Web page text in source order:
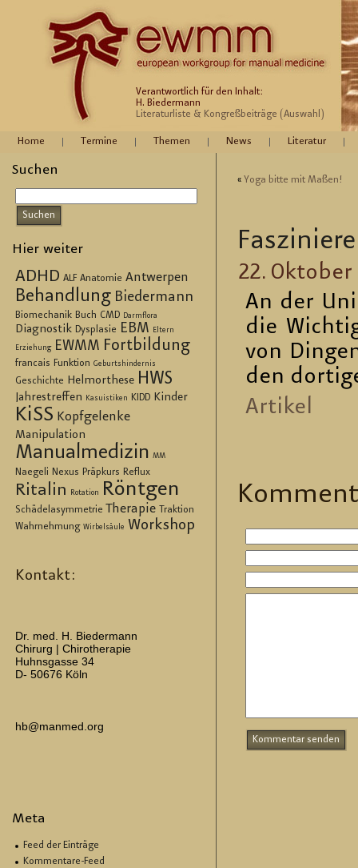
Verantwortlich für den Inhalt:
H. Biedermann
Literaturliste & Kongreßbeiträge (Auswahl)
Home Termine Themen News Literatur
Suchen
Hier weiter
ADHD ALF Anatomie Antwerpen
Behandlung Biedermann
Biomechanik Buch CMD Darmflora
Diagnostik Dysplasie EBM Eltern
Erziehung EWMM Fortbildung
francais Funktion Geburtshindernis
Geschichte Helmorthese HWS
Jahrestreffen Kasuistiken KIDD Kinder
KiSS Kopfgelenke
Manipulation
Manualmedizin MM
Naegeli Nexus Präpkurs Reflux
Ritalin Rotation Röntgen
Schädelasymmetrie Therapie Traktion
Wahrnehmung Wirbelsäule Workshop
Kontakt:
Dr. med. H. Biedermann
Chirurg | Chirotherapie
Huhnsgasse 34
D- 50676 Köln
hb@manmed.org
Meta
Feed der Einträge
Kommentare-Feed
« Yoga bitte mit Maßen!
22. Ok­to­ber
An der
die
von
den
Ar­ti­kel